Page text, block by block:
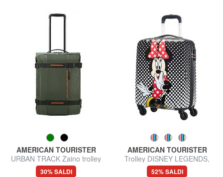
AMERICAN TOURISTER
URBAN TRACK Zaino trolley
bagaglio a mano
30% SALDI
AMERICAN TOURISTER
Trolley DISNEY LEGENDS,
bagaglio a mano
52% SALDI